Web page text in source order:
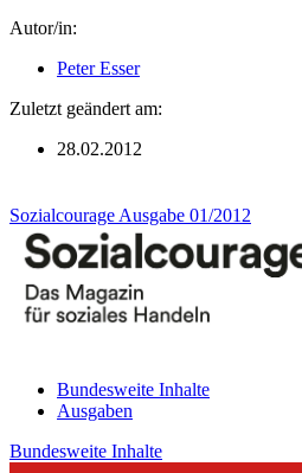
Autor/in:
Peter Esser
Zuletzt geändert am:
28.02.2012
Sozialcourage Ausgabe 01/2012
Bundesweite Inhalte
Ausgaben
Bundesweite Inhalte